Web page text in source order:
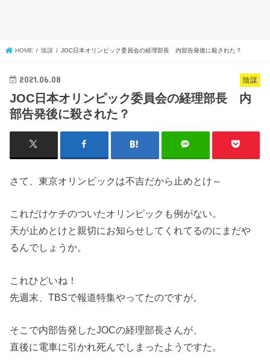
HOME 陰謀 JOC日本オリンピック委員会の経理部長 内部告発後に殺された？
陰謀
2021.06.08
JOC日本オリンピック委員会の経理部長 内
部告発後に殺された？
さて、東京オリンピックは不吉だから止めとけ～
これだけケチのついたオリンピックも例がない。
天が止めとけと親切にお知らせしてくれてるのにまだや
るんでしょうか。
これひどいね！
先週末、TBSで報道特集やってたのですが。
そこで内部告発したJOCの経理部長さんが、
直後に電車に引かれ死んでしまったようですた。